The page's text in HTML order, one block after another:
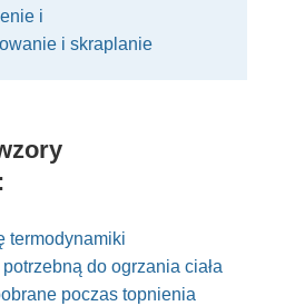
i
i skraplanie
termodynamiki
do ogrzania ciała
poczas topnienia